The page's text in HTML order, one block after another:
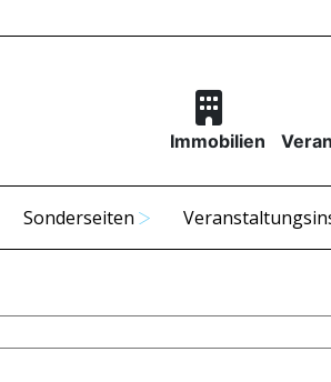
Immobilien
Sonderseiten